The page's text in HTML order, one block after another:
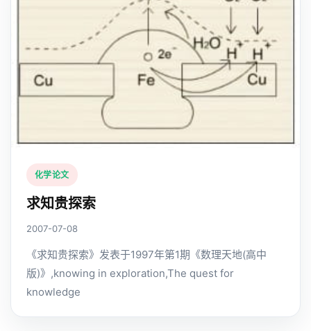
化学论文
求知贵探索
2007-07-08
《求知贵探索》发表于1997年第1期《数理天地(高中
版)》,knowing in exploration,The quest for
knowledge